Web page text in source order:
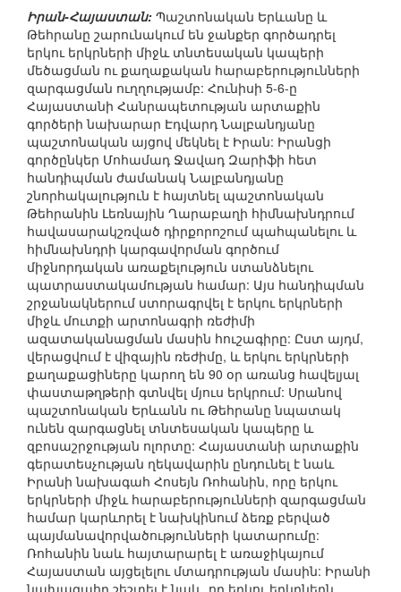
Իրան-Հայաստան: Պաշտոնական Երևանը և
Թեհրանը շարունակում են ջանքեր գործադրել
երկու երկրների միջև տնտեսական կապերի
մեծացման ու քաղաքական հարաբերությունների
զարգացման ուղղությամբ: Հունիսի 5-6-ը
Հայաստանի Հանրապետության արտաքին
գործերի նախարար Էդվարդ Նալբանդյանը
պաշտոնական այցով մեկնել է Իրան: Իրանցի
գործընկեր Մոհամադ Ջավադ Զարիֆի հետ
հանդիպման ժամանակ Նալբանդյանը
շնորհակալություն է հայտնել պաշտոնական
Թեհրանին Լեռնային Ղարաբաղի հիմնախնդրում
հավասարակշռված դիրքորոշում պահպանելու և
հիմնախնդրի կարգավորման գործում
միջնորդական առաքելություն ստանձնելու
պատրաստակամության համար: Այս հանդիպման
շրջանակներում ստորագրվել է երկու երկրների
միջև մուտքի արտոնագրի ռեժիմի
ազատականացման մասին հուշագիրը: Ըստ այդմ,
վերացվում է վիզային ռեժիմը, և երկու երկրների
քաղաքացիները կարող են 90 օր առանց հավելյալ
փաստաթղթերի գտնվել մյուս երկրում: Սրանով
պաշտոնական Երևանն ու Թեհրանը նպատակ
ունեն զարգացնել տնտեսական կապերը և
զբոսաշրջության ոլորտը: Հայաստանի արտաքին
գերատեսչության ղեկավարին ընդունել է նաև
Իրանի նախագահ Հոսեյն Ռոհանին, որը երկու
երկրների միջև հարաբերությունների զարգացման
համար կարևորել է նախկինում ձեռք բերված
պայմանավորվածությունների կատարումը:
Ռոհանին նաև հայտարարել է առաջիկայում
Հայաստան այցելելու մտադրության մասին: Իրանի